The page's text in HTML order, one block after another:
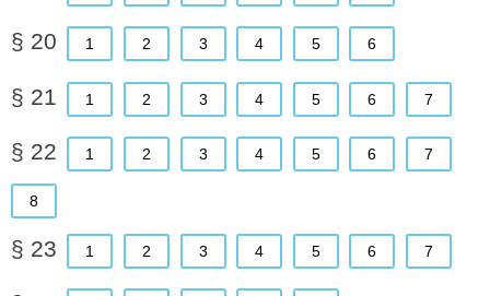
§ 20 1 2 3 4 5 6
§ 21 1 2 3 4 5 6 7
§ 22 1 2 3 4 5 6 7
8
§ 23 1 2 3 4 5 6 7